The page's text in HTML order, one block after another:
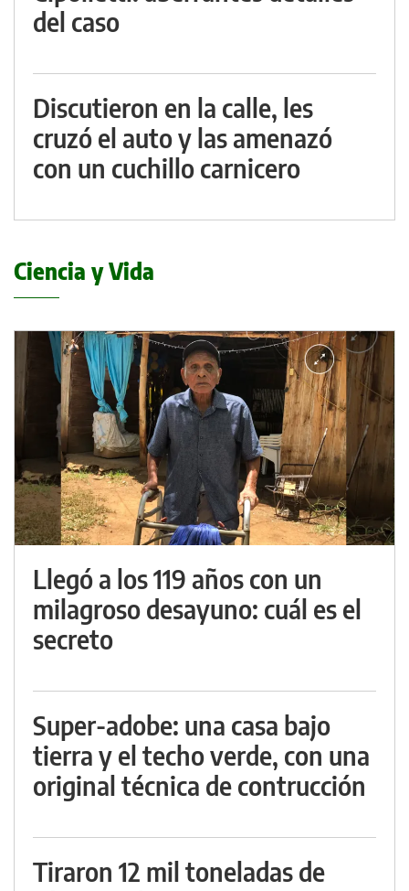
del caso
Discutieron en la calle, les
cruzó el auto y las amenazó
con un cuchillo carnicero
Ciencia y Vida
Llegó a los 119 años con un
milagroso desayuno: cuál es el
secreto
Super-adobe: una casa bajo
tierra y el techo verde, con una
original técnica de contrucción
Tiraron 12 mil toneladas de